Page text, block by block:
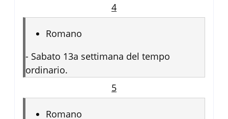
4
Romano
- Sabato 13a settimana del tempo
ordinario.
5
Romano